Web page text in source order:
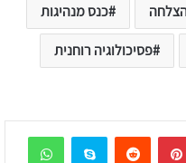
כנס מנהיגות
פסיכולוגיה רוחנית
Pinterest
Reddit
Skype